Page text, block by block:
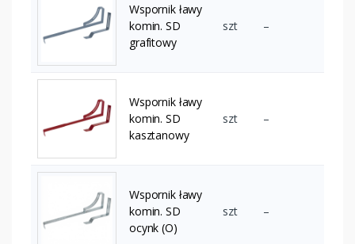
Wspornik ławy
komin. SD
grafitowy
szt –
Wspornik ławy
komin. SD
kasztanowy
szt –
Wspornik ławy
komin. SD
ocynk (O)
szt –